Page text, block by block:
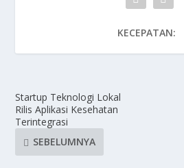
KECEPATAN:
Startup Teknologi Lokal
Rilis Aplikasi Kesehatan
Terintegrasi
SEBELUMNYA